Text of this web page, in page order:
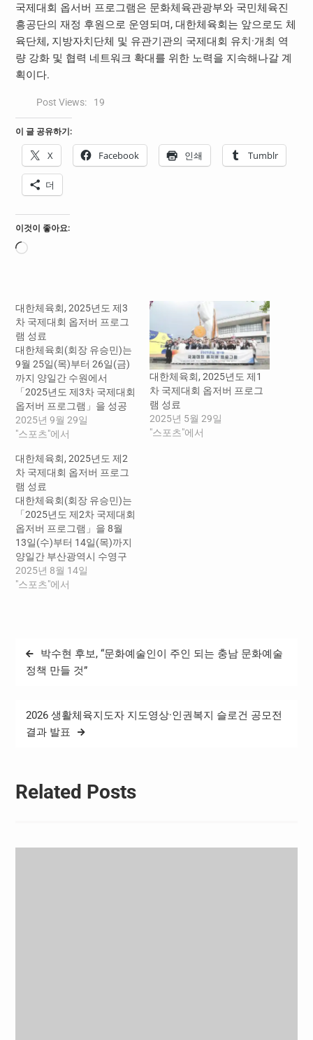
국제대회 옵서버 프로그램은 문화체육관광부와 국민체육진
흥공단의 재정 후원으로 운영되며, 대한체육회는 앞으로도 체
육단체, 지방자치단체 및 유관기관의 국제대회 유치·개최 역
량 강화 및 협력 네트워크 확대를 위한 노력을 지속해나갈 계
획이다.
Post Views: 19
이 글 공유하기:
X Facebook 인쇄 Tumblr
더
이것이 좋아요:
로
대한체육회, 2025년도 제3
차 국제대회 옵저버 프로그
램 성료
대한체육회(회장 유승민)는
9월 25일(목)부터 26일(금)
까지 양일간 수원에서
「2025년도 제3차 국제대회
옵저버 프로그램」을 성공
적으로 개최했다. 국제대회
옵저버 프로그램은 국내에
체육단체 및 지방자치단체,
유관기관 관계자들이 ‘옵저
버’로 참가하여 국제대회 준
비·운영 과정에 대한 강의를
청취하고, 경기시설 및 현장
견학을 통해 대회 준비 관련
지식과 경험을 습득·배양하
는 프로그램이다. 현재 많은
국제스포츠기구에서 대회…
2025년 9월 29일
"스포츠"에서
대한체육회, 2025년도 제1
차 국제대회 옵저버 프로그
램 성료
2025년 5월 29일
"스포츠"에서
대한체육회, 2025년도 제2
차 국제대회 옵저버 프로그
램 성료
대한체육회(회장 유승민)는
「2025년도 제2차 국제대회
옵저버 프로그램」을 8월
13일(수)부터 14일(목)까지
양일간 부산광역시 수영구
에서 성공적으로 개최했다.
국제대회 옵저버 프로그램
제대회 준비·운영 과정에 대
한 강의를 청취하고, 경기시
득·배양하는 프로그램이다.
현재 많은 국제스포츠기구
에서…
2025년 8월 14일
"스포츠"에서
글
탐
박수현 후보, “문화예술인이 주인 되는 충남 문화예술
정책 만들 것”
2026 생활체육지도자 지도영상·인권복지 슬로건 공모전
결과 발표
Related Posts